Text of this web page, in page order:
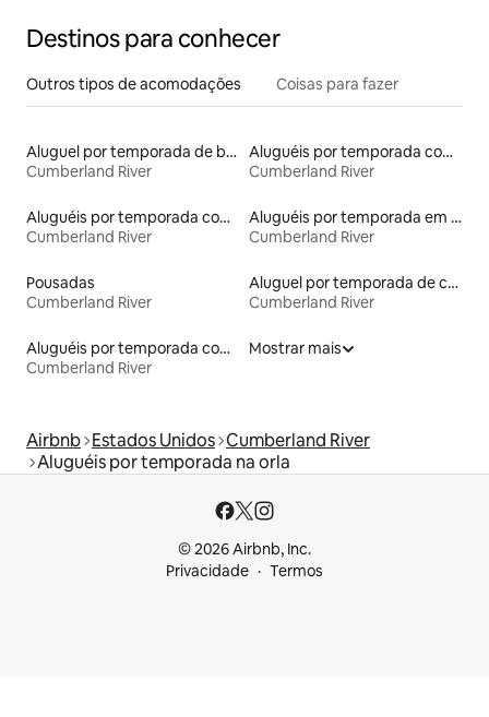
Destinos para conhecer
Outros tipos de acomodações Coisas para fazer
Aluguel por temporada de barcos
Cumberland River
Aluguéis por temporada com café da manhã
Cumberland River
Aluguéis por temporada com cama de altura acessível
Cumberland River
Aluguéis por temporada em hotéis-fazenda
Cumberland River
Pousadas
Cumberland River
Aluguel por temporada de casas de veraneio
Cumberland River
Aluguéis por temporada com suítes privativas
Cumberland River
Mostrar mais
Airbnb Estados Unidos Cumberland River
Aluguéis por temporada na orla
© 2026 Airbnb, Inc.
Privacidade
Termos